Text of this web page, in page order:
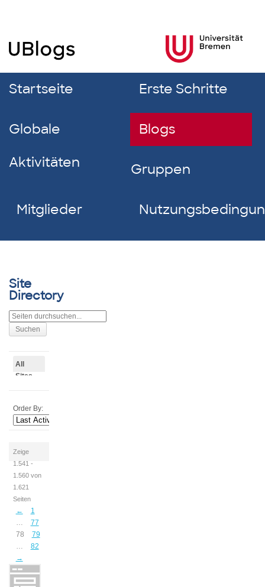
Startseite Erste Schritte
Globale
Aktivitäten
Blogs
Gruppen
Mitglieder
Site
Directory
All
Sites
Order By:
Zeige
1.541 -
1.560 von
1.621
Seiten
←
1
…
77
78
79
…
82
→